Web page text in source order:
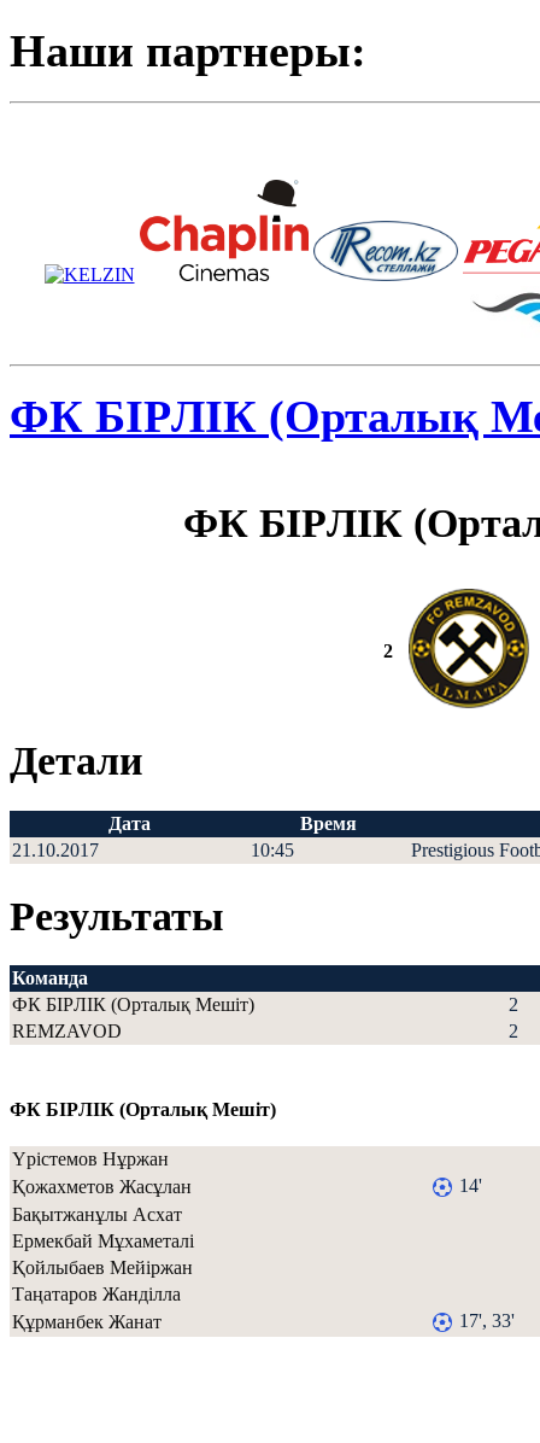
Наши партнеры:
ФК БIPЛIК (Орталық
ФК БIPЛIК
2
Детали
Дата
Время
21.10.2017
10:45 Prestigious
Результаты
Команда
ФК БIPЛIК (Орталық Мешіт)
2
REMZAVOD
2
ФК БIPЛIК (Орталық Мешіт)
Үрістемов Нұржан
Қожахметов Жасұлан
14'
Бақытжанұлы Асхат
Ермекбай Мұхаметалі
Қойлыбаев Мейіржан
Таңатаров Жанділла
Құрманбек Жанат
17', 33'